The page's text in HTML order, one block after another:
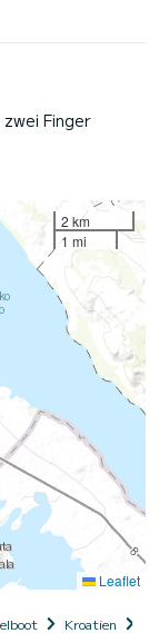
Finger
2 km
1 mi
Leaflet
Kroatien